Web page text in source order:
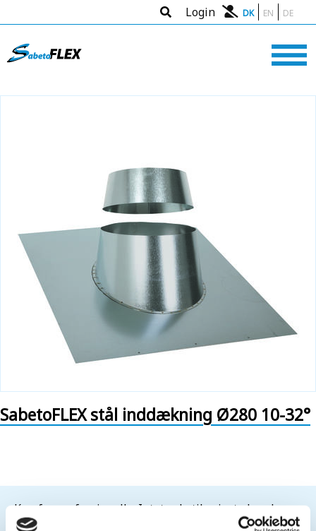
SabetoFLEX stål inddækning Ø280 10-32°
Kun for professionelle. Intet salg til private kunder.
For at købe dette produkt, skal du være
logget ind
Login DK EN DE